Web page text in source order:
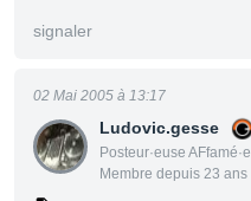
signaler
Ludovic.gesse
Posteur·euse AFfamé·e
Membre depuis 23 ans
02 Mai 2005 à 13:17